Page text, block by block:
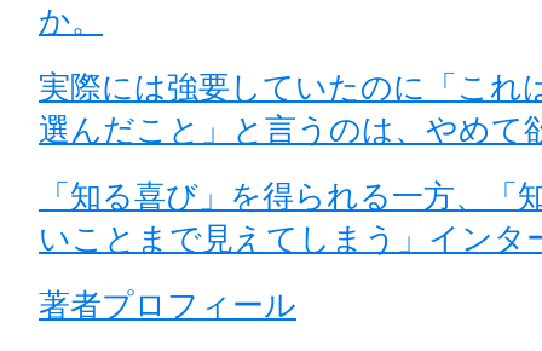
か。
実際には強要していたのに「これ
選んだこと」と言うのは、やめて
「知る喜び」を得られる一方、「
いことまで見えてしまう」インタ
著者プロフィール